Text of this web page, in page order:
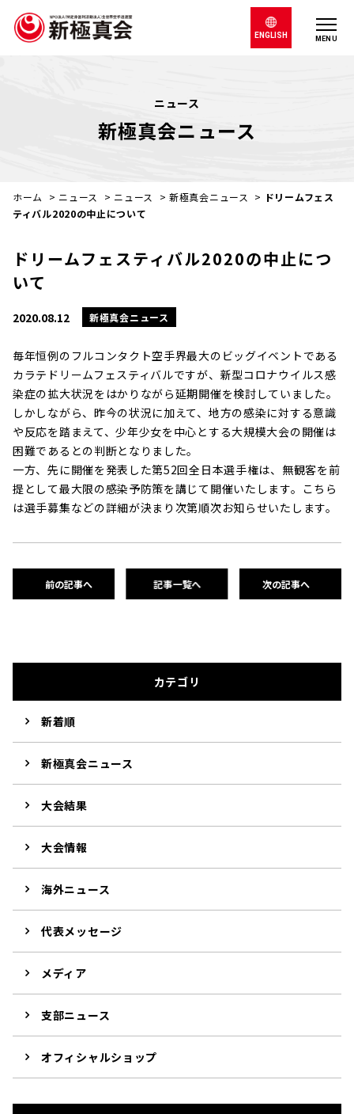
MENU
ENGLISH
ニュース
新極真会ニュース
ホーム > ニュース > ニュース >新極真会ニュース > ドリームフェス
ティバル2020の中止について
ドリームフェスティバル2020の中止につ
いて
2020.08.12 新極真会ニュース
毎年恒例のフルコンタクト空手界最大のビッグイベントである
カラテドリームフェスティバルですが、新型コロナウイルス感
染症の拡大状況をはかりながら延期開催を検討していました。
しかしながら、昨今の状況に加えて、地方の感染に対する意識
や反応を踏まえて、少年少女を中心とする大規模大会の開催は
困難であるとの判断となりました。
一方、先に開催を発表した第52回全日本選手権は、無観客を前
提として最大限の感染予防策を講じて開催いたします。こちら
は選手募集などの詳細が決まり次第順次お知らせいたします。
前の記事へ 記事一覧へ 次の記事へ
カテゴリ
新着順
新極真会ニュース
大会結果
大会情報
海外ニュース
代表メッセージ
メディア
支部ニュース
オフィシャルショップ